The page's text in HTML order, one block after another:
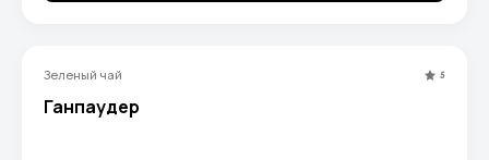
Зеленый чай 5
Ганпаудер